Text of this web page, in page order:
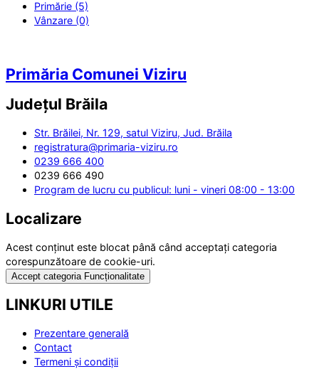
Primărie (5)
Vânzare (0)
Primăria Comunei Viziru
Județul Brăila
Str. Brăilei, Nr. 129, satul Viziru, Jud. Brăila
registratura@primaria-viziru.ro
0239 666 400
0239 666 490
Program de lucru cu publicul: luni - vineri 08:00 - 13:00
Localizare
Acest conținut este blocat până când acceptați categoria
corespunzătoare de cookie-uri.
Accept categoria Funcționalitate
LINKURI UTILE
Prezentare generală
Contact
Termeni și condiții